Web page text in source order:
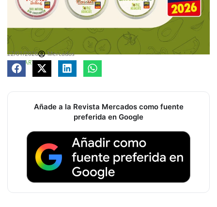
22/01/2026
Mercados
COMPARTE
Añade a la Revista Mercados como fuente
preferida en Google